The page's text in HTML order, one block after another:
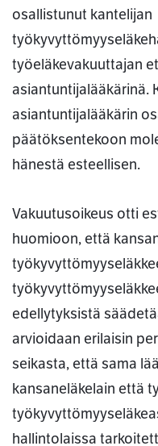
osallistunut kantelijan
työeläkevakuuttajan
asiantuntijalääkärinä.
asiantuntijalääkärin
päätöksentekoon
hänestä esteellisen.
Vakuutusoikeus otti
huomioon, että
edellytyksistä
arvioidaan erilaisin
seikasta, että sama
kansaneläkelain että
hallintolaissa